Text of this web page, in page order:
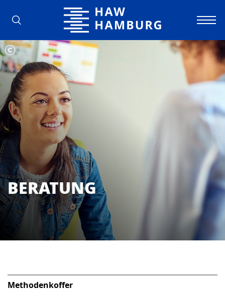
Hochschule für Angewandte
BERATUNG
Methodenkoffer